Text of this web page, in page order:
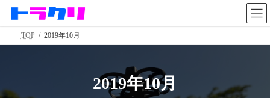
ツ
ッ
シ
移
TOP 2019年10月
2019年10月